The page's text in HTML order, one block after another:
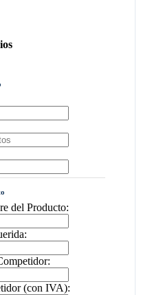
del Producto:
(con IVA):